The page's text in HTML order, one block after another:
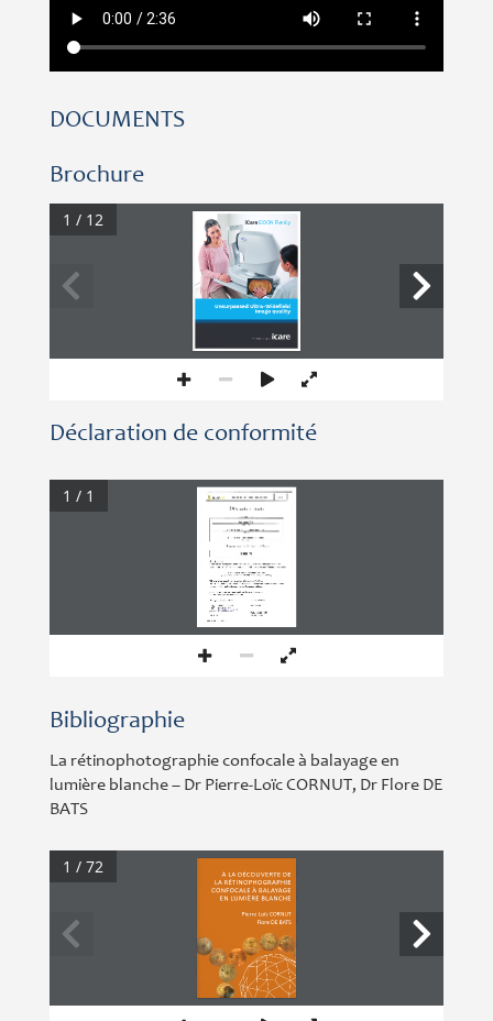
DOCUMENTS
Brochure
iCareEIDON Family
Unsurpassed Ultra-Widefield
image quality
1 / 12
Déclaration de conformité
1 / 1
Bibliographie
La rétinophotographie confocale à balayage en
lumière blanche – Dr Pierre-Loïc CORNUT, Dr Flore DE
BATS
À LA DÉCOUVERTE DE
LA RÉTINOPHOGRAPHIE
CONFOCALE À BALAYAGE
EN LUMIÈRE BLANCHE
Flore DE BATS
Pierre-Loïc CORNUT
1 / 72